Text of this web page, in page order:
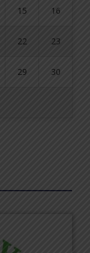
15 16
22 23
29 30